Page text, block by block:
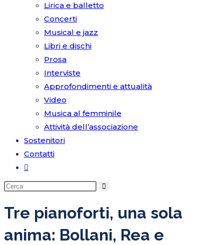
Lirica e balletto
Concerti
Musical e jazz
Libri e dischi
Prosa
Interviste
Approfondimenti e attualità
Video
Musica al femminile
Attività dell’associazione
Sostenitori
Contatti
Attiva/disattiva
la
ricerca
sito
web
Tre pianoforti, una sola
anima: Bollani, Rea e